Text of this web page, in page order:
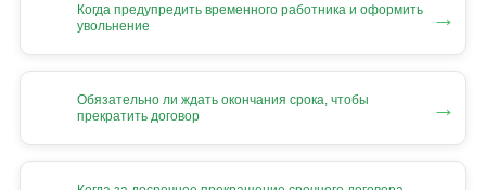
Когда предупредить временного работника и оформить
увольнение
→
Обязательно ли ждать окончания срока, чтобы
прекратить договор
→